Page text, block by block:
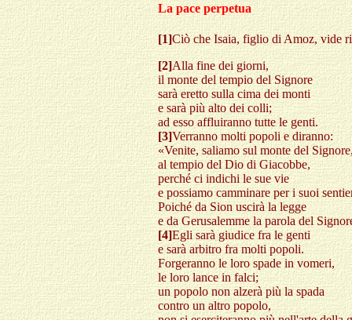
La pace perpetua
[1]Ciò che Isaia, figlio di Amoz, vide
[2]Alla fine dei giorni,
il monte del tempio del Signore
sarà eretto sulla cima dei monti
e sarà più alto dei colli;
ad esso affluiranno tutte le genti.
[3]Verranno molti popoli e diranno:
«Venite, saliamo sul monte del
al tempio del Dio di Giacobbe,
perché ci indichi le sue vie
e possiamo camminare per i suoi
Poiché da Sion uscirà la legge
e da Gerusalemme la parola del
[4]Egli sarà giudice fra le genti
e sarà arbitro fra molti popoli.
Forgeranno le loro spade in vomeri,
le loro lance in falci;
un popolo non alzerà più la spada
contro un altro popolo,